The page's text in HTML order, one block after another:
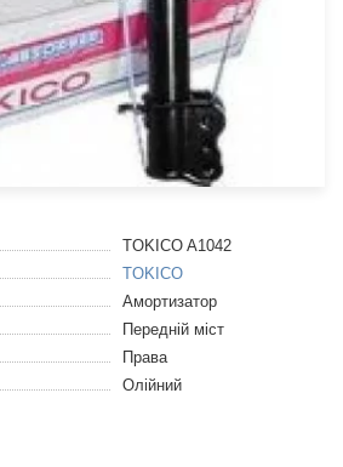
TOKICO A1042
TOKICO
Амортизатор
Передній міст
Права
Олійний